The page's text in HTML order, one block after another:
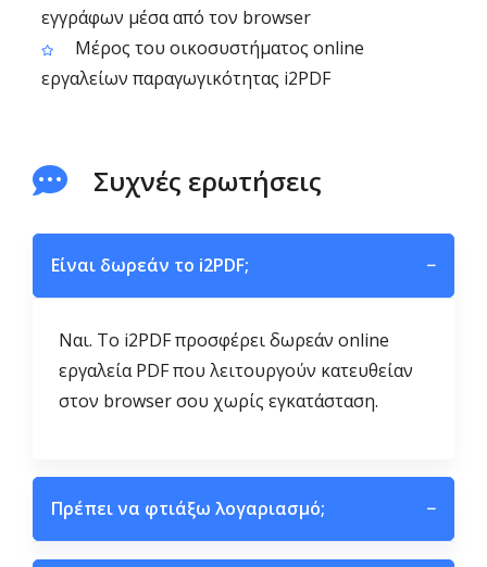
εγγράφων μέσα από τον browser
Μέρος του οικοσυστήματος online
εργαλείων παραγωγικότητας i2PDF
Συχνές ερωτήσεις
Είναι δωρεάν το i2PDF; −
Ναι. Το i2PDF προσφέρει δωρεάν online
εργαλεία PDF που λειτουργούν κατευθείαν
στον browser σου χωρίς εγκατάσταση.
Πρέπει να φτιάξω λογαριασμό; −